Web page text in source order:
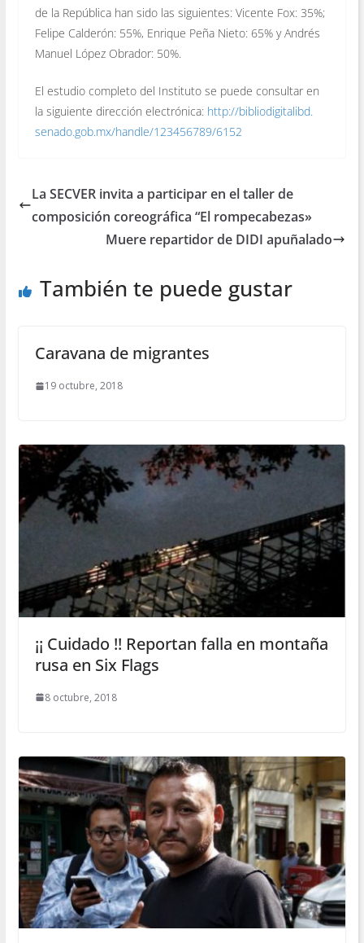
de la República han sido las siguientes: Vicente Fox: 35%;
Felipe Calderón: 55%, Enrique Peña Nieto: 65% y Andrés
Manuel López Obrador: 50%.
El estudio completo del Instituto se puede consultar en
la siguiente dirección electrónica: http://bibliodigitalibd.
senado.gob.mx/handle/123456789/6152
La SECVER invita a participar en el taller de
composición coreográfica “El rompecabezas»
Muere repartidor de DIDI apuñalado
También te puede gustar
Caravana de migrantes
19 octubre, 2018
¡¡ Cuidado !! Reportan falla en montaña
rusa en Six Flags
8 octubre, 2018